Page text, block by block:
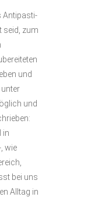
Antipasti-
seid, zum
und
unter
und
in
wie
bei uns
Alltag in